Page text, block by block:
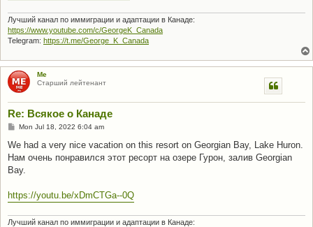
Лучший канал по иммиграции и адаптации в Канаде:
https://www.youtube.com/c/GeorgeK_Canada
Telegram: https://t.me/George_K_Canada
Me
Старший лейтенант
Re: Всякое о Канаде
P
s
Mon Jul 18, 2022 6:04 am
We had a very nice vacation on this resort on Georgian Bay, Lake Huron.
Нам очень понравился этот ресорт на озере Гурон, залив Georgian
Bay.
https://youtu.be/xDmCTGa--0Q
Лучший канал по иммиграции и адаптации в Канаде: